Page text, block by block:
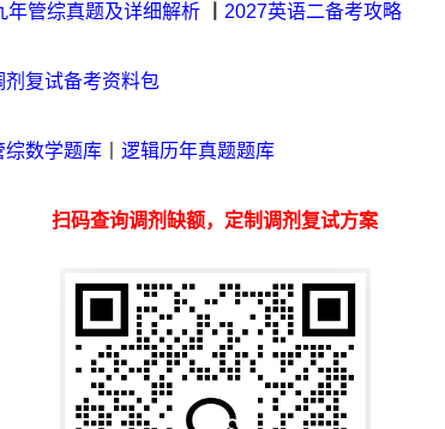
年管综真题及详细解析 2027英语二备考攻略
剂复试备考资料包
综数学题库 逻辑历年真题题库
扫码查询调剂缺额，定制调剂复试方案